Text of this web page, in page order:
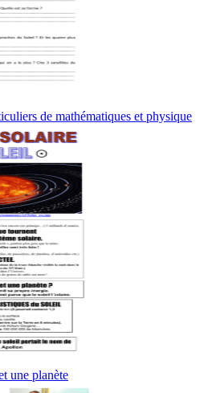
de mathématiques et physique
une planète